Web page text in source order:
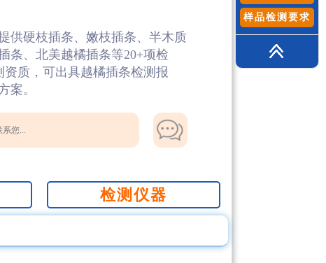
供硬枝插条、嫩枝插条、半木质
条、北美越橘插条等20+项检
质，可出具越橘插条检测报
案。
系您...
检测仪器
样品检测要求